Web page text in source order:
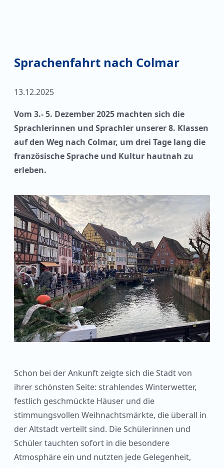
Sprachenfahrt nach Colmar
13.12.2025
Vom 3.- 5. Dezember 2025 machten sich die
Sprachlerinnen und Sprachler unserer 8. Klassen
auf den Weg nach Colmar, um drei Tage lang die
französische Sprache und Kultur hautnah zu
erleben.
Schon bei der Ankunft zeigte sich die Stadt von
ihrer schönsten Seite: strahlendes Winterwetter,
festlich geschmückte Häuser und die
stimmungsvollen Weihnachtsmärkte, die überall in
der Altstadt verteilt sind. Die Schülerinnen und
Schüler tauchten sofort in die besondere
Atmosphäre ein und nutzten jede Gelegenheit,